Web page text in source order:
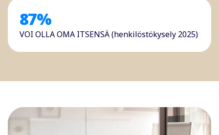
87%
VOI OLLA OMA ITSENSÄ (henkilöstökysely 2025)